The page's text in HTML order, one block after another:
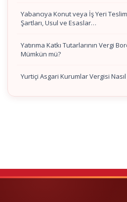
Yabancıya Konut veya İş Yeri
Şartları, Usul ve Esaslar…
Yatırıma Katkı Tutarlarının Vergi
Mümkün mü?
Yurtiçi Asgari Kurumlar Vergisi